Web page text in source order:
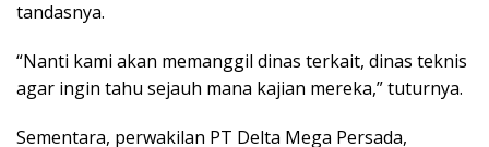
tandasnya.
“Nanti kami akan memanggil dinas terkait, dinas teknis
agar ingin tahu sejauh mana kajian mereka,” tuturnya.
Sementara, perwakilan PT Delta Mega Persada,